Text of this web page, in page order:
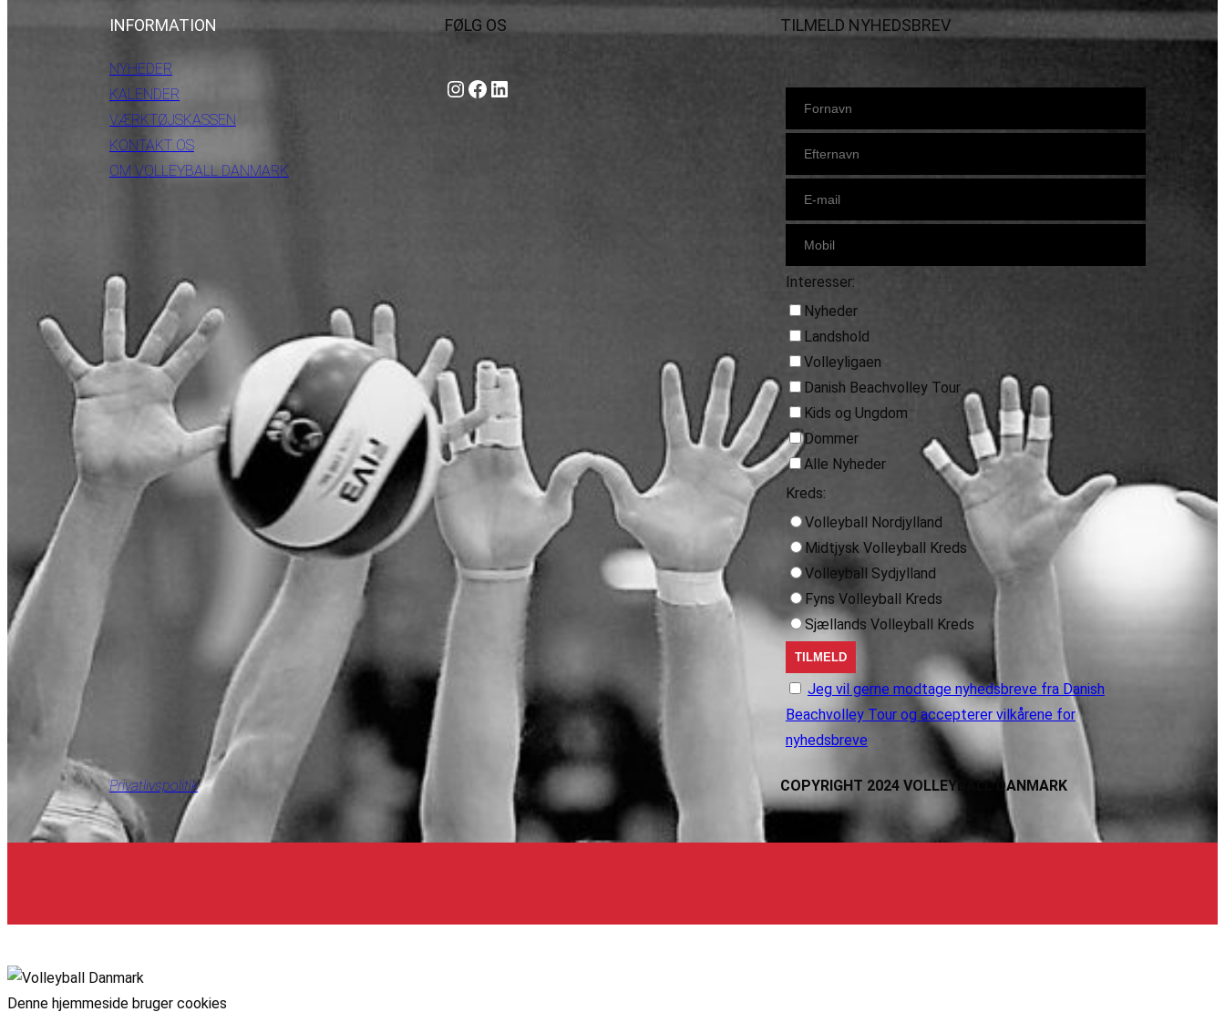
INFORMATION
NYHEDER
KALENDER
VÆRKTØJSKASSEN
KONTAKT OS
OM VOLLEYBALL DANMARK
FØLG OS
Instagram https://www.facebook.com/danishbeachvolleytour LinkedIn
TILMELD NYHEDSBREV
Interesser:
Nyheder
Landshold
Volleyligaen
Danish Beachvolley Tour
Kids og Ungdom
Dommer
Alle Nyheder
Kreds:
Volleyball Nordjylland
Midtjysk Volleyball Kreds
Volleyball Sydjylland
Fyns Volleyball Kreds
Sjællands Volleyball Kreds
Jeg vil gerne modtage nyhedsbreve fra Danish
Beachvolley Tour og accepterer vilkårene for
nyhedsbreve
Privatlivspolitik COPYRIGHT 2024 VOLLEYBALL DANMARK
Denne hjemmeside bruger cookies